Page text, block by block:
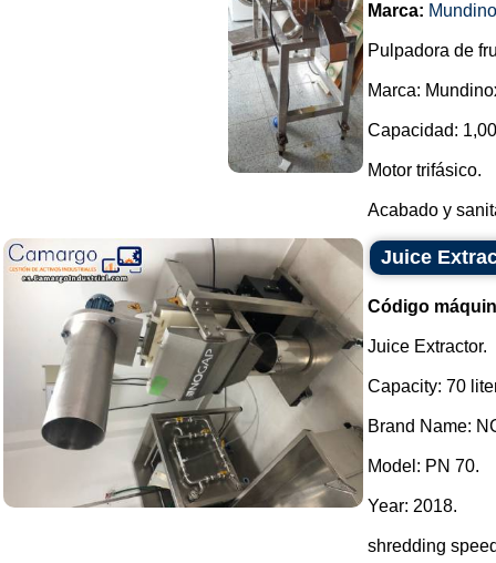
Marca:
Pulpadora de
Marca:
Capacidad:
Motor trifásico.
Acabado y
Juice
Código
Juice Extractor.
Capacity: 70
Brand Name:
Model: PN 70.
Year: 2018.
shredding